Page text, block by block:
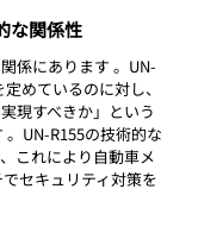
な関係性
係にあります 。UN-
めているのに対し、
現すべきか」という
UN-R155の技術的な
これにより自動車メ
セキュリティ対策を